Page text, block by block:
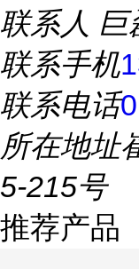
联系人 巨
联系手机
联系电话
所在地址
5-215号
推荐产品